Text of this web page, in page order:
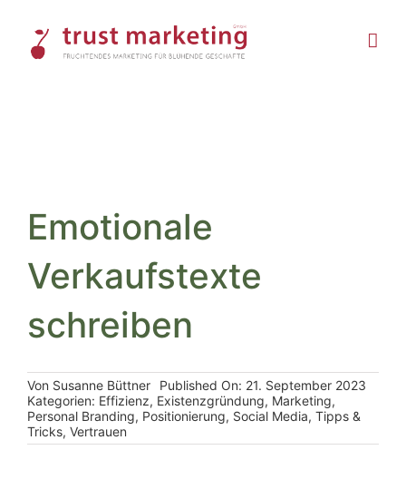
Emotionale
Verkaufstexte
schreiben
Von Susanne Büttner
Published On: 21. September 2023
Kategorien: Effizienz, Existenzgründung, Marketing,
Personal Branding, Positionierung, Social Media, Tipps &
Tricks, Vertrauen